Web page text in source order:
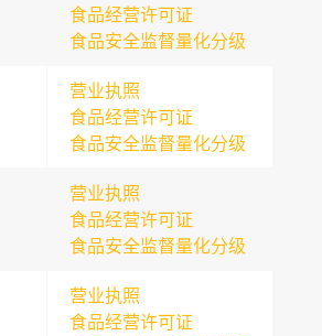
食品经营许可证
食品安全监督量化分级
营业执照
食品经营许可证
食品安全监督量化分级
营业执照
食品经营许可证
食品安全监督量化分级
营业执照
食品经营许可证